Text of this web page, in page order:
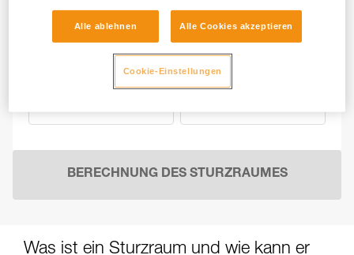
100 kg wählen.
≤ 80 kg ≤ 100 kg
BERECHNUNG DES STURZRAUMES
Was ist ein Sturzraum und wie kann er
Alle ablehnen Alle Cookies akzeptieren
Cookie-Einstellungen